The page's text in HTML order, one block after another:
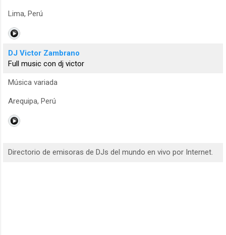
Lima, Perú
DJ Victor Zambrano
Full music con dj victor
Música variada
Arequipa, Perú
Directorio de emisoras de DJs del mundo en vivo por Internet.